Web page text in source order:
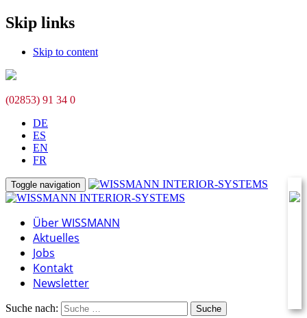
Skip links
Skip to content
(02853) 91 34 0
DE
ES
EN
FR
Toggle navigation
Über WISSMANN
Aktuelles
Jobs
Kontakt
Newsletter
Suche nach: